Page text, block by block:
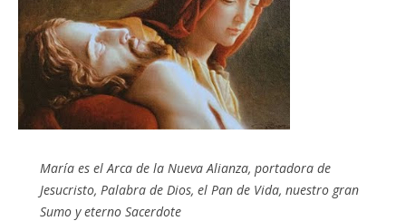
María es el Arca de la Nueva Alianza, portadora de
Jesucristo, Palabra de Dios, el Pan de Vida, nuestro gran
Sumo y eterno Sacerdote